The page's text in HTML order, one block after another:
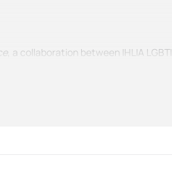
, a collaboration between IHLIA LGBTI
life practices, which he has been